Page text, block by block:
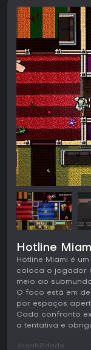
Hotline
Hotline Miami é
coloca o jogador
meio ao
O foco está em
por espaços
Cada confronto
a tentativa e
Jogabilidade